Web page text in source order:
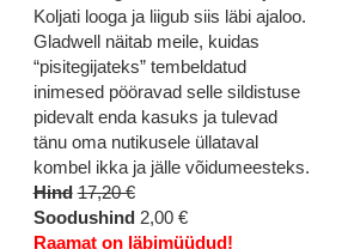
Koljati looga ja liigub siis läbi ajaloo.
Gladwell näitab meile, kuidas
“pisitegijateks” tembeldatud
inimesed pööravad selle sildistuse
pidevalt enda kasuks ja tulevad
tänu oma nutikusele üllataval
kombel ikka ja jälle võidumeesteks.
Hind 17,20 €
Soodushind 2,00 €
Raamat on läbimüüdud!